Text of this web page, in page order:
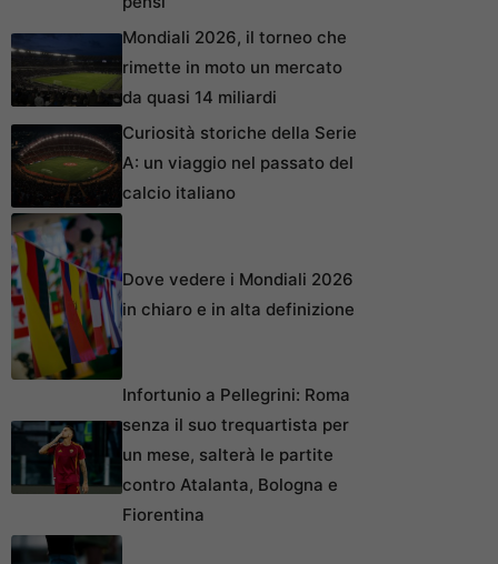
Mondiali 2026, il torneo che
rimette in moto un mercato
da quasi 14 miliardi
Curiosità storiche della Serie
A: un viaggio nel passato del
calcio italiano
Dove vedere i Mondiali 2026
in chiaro e in alta definizione
Infortunio a Pellegrini: Roma
senza il suo trequartista per
un mese, salterà le partite
contro Atalanta, Bologna e
Fiorentina